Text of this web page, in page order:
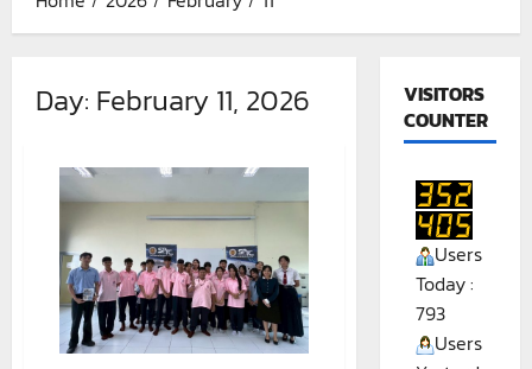
Day: February 11, 2026
VISITORS
COUNTER
Users
Today :
793
Users